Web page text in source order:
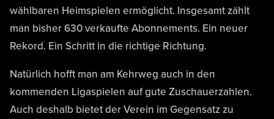
wählbaren Heimspielen ermöglicht. Insgesamt zählt
man bisher 630 verkaufte Abonnements. Ein neuer
Rekord. Ein Schritt in die richtige Richtung.
Natürlich hofft man am Kehrweg auch in den
kommenden Ligaspielen auf gute Zuschauerzahlen.
Auch deshalb bietet der Verein im Gegensatz zu